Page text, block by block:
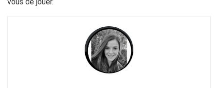
vous de jouer.